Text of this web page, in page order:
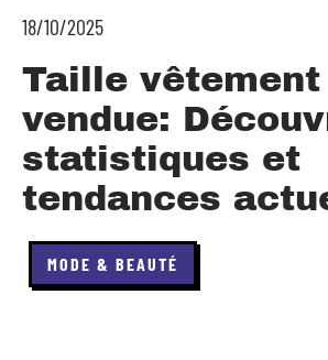
18/10/2025
Taille
vendue:
statistiques et
tendances
MODE & BEAUTÉ